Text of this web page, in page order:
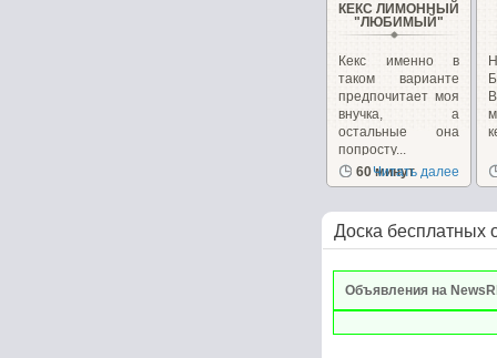
КЕКС ЛИМОННЫЙ
"ЛЮБИМЫЙ"
Кекс именно в
таком варианте
предпочитает моя
внучка, а
остальные она
попросту...
60 минут
Читать далее
Доска бесплатных
Объявления на